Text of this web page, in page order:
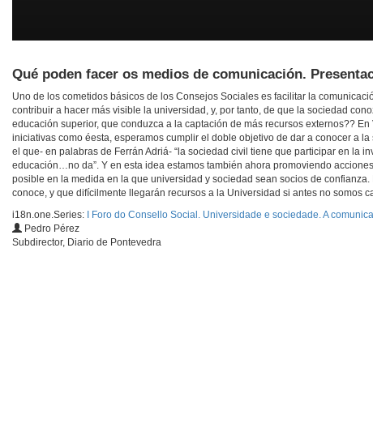
Qué poden facer os medios de comunicación.
Uno de los cometidos básicos de los Consejos Sociales es facilitar la
contribuir a hacer más visible la universidad, y, por tanto, de que la sociedad
educación superior, que conduzca a la captación de más recursos externos??
iniciativas como éesta, esperamos cumplir el doble objetivo de dar a conocer a
el que- en palabras de Ferrán Adriá- “la sociedad civil tiene que participar en la
educación…no da”. Y en esta idea estamos también ahora promoviendo
posible en la medida en la que universidad y sociedad sean socios de
conoce, y que difícilmente llegarán recursos a la Universidad si antes no somos
i18n.one.Series:
I Foro do Consello Social. Universidade e sociedade. A
Pedro Pérez
Subdirector, Diario de Pontevedra